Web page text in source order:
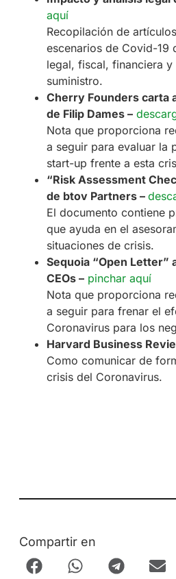
aquí
Recopilación de
escenarios de Covid-19
legal, fiscal, financiera y
suministro.
Cherry Founders carta
de Filip Dames –
Nota que proporciona
a seguir para evaluar la
start-up frente a esta
“Risk Assessment
de btov Partners –
El documento contiene
que ayuda en el
situaciones de crisis.
Sequoia “Open Letter”
CEOs – pinchar aquí
Nota que proporciona
a seguir para frenar el
Coronavirus para los
Harvard Business
Como comunicar de
crisis del Coronavirus.
Compartir en